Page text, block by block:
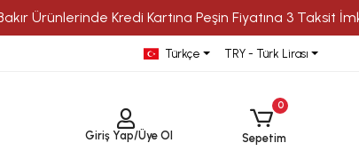
Kredi Kartına Peşin Fiyatına 3 Taksit İmkanı
Türkçe TRY - Türk Lirası
Giriş Yap/Üye Ol
0
Sepetim